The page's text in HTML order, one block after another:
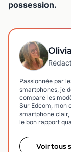
possession.
Passionnée par
smartphones, je
compare les
Sur Edcom, mon
smartphone
le bon rapport
Voir tous